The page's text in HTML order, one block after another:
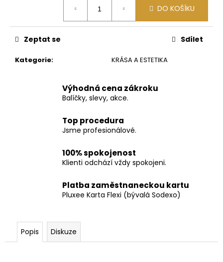
DO KOŠÍKU
Kategorie: KRÁSA A ESTETIKA
Zeptat se Sdílet
Výhodná cena zákroku
Balíčky, slevy, akce.
Top procedura
Jsme profesionálové.
100% spokojenost
Klienti odchází vždy spokojeni.
Platba zaměstnaneckou kartu
Pluxee Karta Flexi (bývalá Sodexo)
Popis Diskuze
u
č
u
e